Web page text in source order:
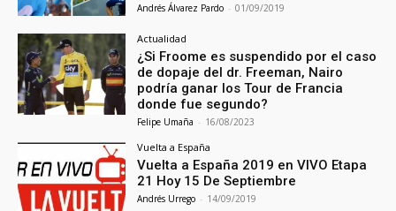
Andrés Álvarez Pardo - 01/09/2019
Actualidad
¿Si Froome es suspendido por el caso
de dopaje del dr. Freeman, Nairo
podría ganar los Tour de Francia
donde fue segundo?
Felipe Umaña - 16/08/2023
Vuelta a España
Vuelta a España 2019 en VIVO Etapa
21 Hoy 15 De Septiembre
Andrés Urrego - 14/09/2019